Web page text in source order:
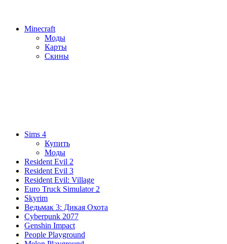
Minecraft
Моды
Карты
Скины
Sims 4
Купить
Моды
Resident Evil 2
Resident Evil 3
Resident Evil: Village
Euro Truck Simulator 2
Skyrim
Ведьмак 3: Дикая Охота
Cyberpunk 2077
Genshin Impact
People Playground